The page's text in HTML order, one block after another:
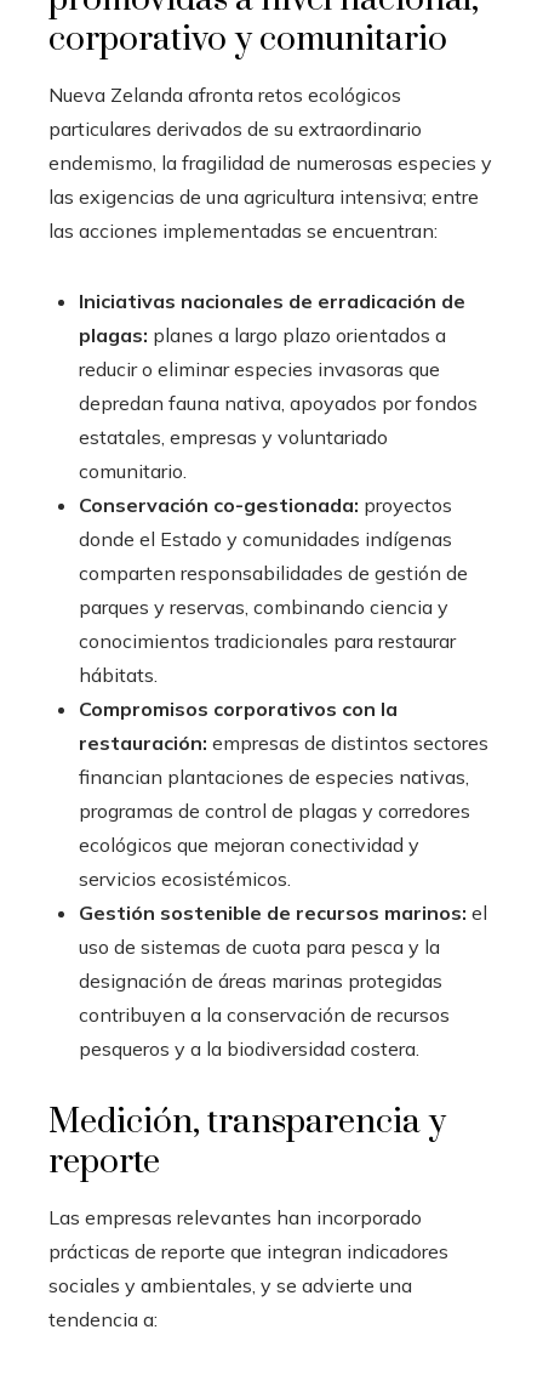
corporativo y comunitario
Nueva Zelanda afronta retos ecológicos
particulares derivados de su extraordinario
endemismo, la fragilidad de numerosas especies y
las exigencias de una agricultura intensiva; entre
las acciones implementadas se encuentran:
Iniciativas nacionales de erradicación de
plagas: planes a largo plazo orientados a
reducir o eliminar especies invasoras que
depredan fauna nativa, apoyados por fondos
estatales, empresas y voluntariado
comunitario.
Conservación co-gestionada: proyectos
donde el Estado y comunidades indígenas
comparten responsabilidades de gestión de
parques y reservas, combinando ciencia y
conocimientos tradicionales para restaurar
hábitats.
Compromisos corporativos con la
restauración: empresas de distintos sectores
financian plantaciones de especies nativas,
programas de control de plagas y corredores
ecológicos que mejoran conectividad y
servicios ecosistémicos.
Gestión sostenible de recursos marinos: el
uso de sistemas de cuota para pesca y la
designación de áreas marinas protegidas
contribuyen a la conservación de recursos
pesqueros y a la biodiversidad costera.
Medición, transparencia y
reporte
Las empresas relevantes han incorporado
prácticas de reporte que integran indicadores
sociales y ambientales, y se advierte una
tendencia a: